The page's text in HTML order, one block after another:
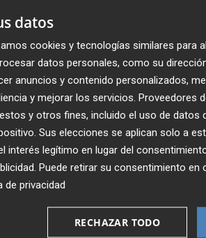
toda la actualidad de
Podcast en tu correo
datos
cookies y tecnologías similares para
datos personales, como su
anuncios y contenido personalizados,
y mejorar los servicios. Proveedores
y otros fines, incluido el uso de datos
Sus elecciones se aplican solo a
interés legítimo en lugar del
. Puede retirar su consentimiento
de privacidad
RECHAZAR TODO